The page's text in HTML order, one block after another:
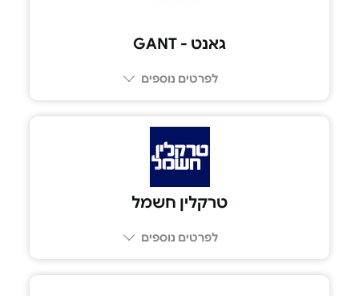
גאנט - GANT
לפרטים נוספים
טרקלין חשמל
לפרטים נוספים